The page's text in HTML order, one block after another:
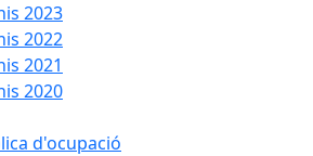
2023
2022
2021
2020
d'ocupació